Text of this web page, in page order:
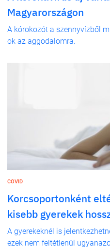
Magyarországon
A kórokozót a szennyvízből
ok az aggodalomra.
COVID
Korcsoportonként
kisebb gyerekek
A gyerekeknél is
ezek nem feltétlenül